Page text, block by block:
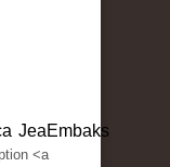
JeaEmbaks
<a